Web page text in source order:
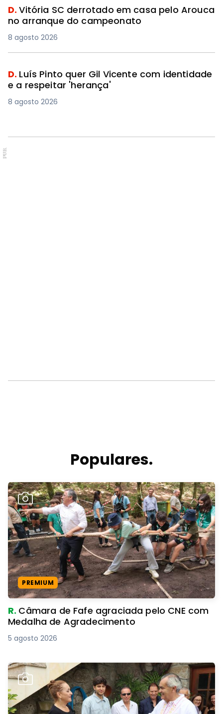
D.Vitória SC derrotado em casa pelo Arouca
no arranque do campeonato
8 agosto 2026
D. Luís Pinto quer Gil Vicente com identidade
e a respeitar 'herança'
8 agosto 2026
PUB.
Populares.
PREMIUM
R. Câmara de Fafe agraciada pelo CNE com
Medalha de Agradecimento
5 agosto 2026